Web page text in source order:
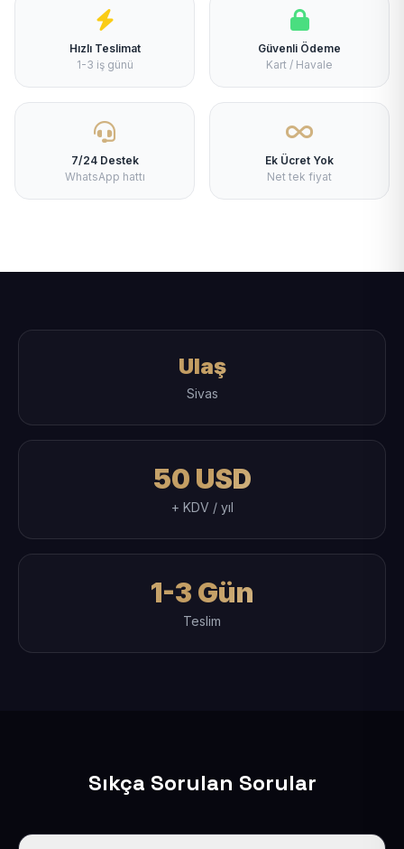
Hızlı Teslimat
1-3 iş günü
Güvenli Ödeme
Kart / Havale
7/24 Destek
WhatsApp hattı
Ek Ücret Yok
Net tek fiyat
Ulaş
Sivas
50 USD
+ KDV / yıl
1-3 Gün
Teslim
Sıkça Sorulan Sorular